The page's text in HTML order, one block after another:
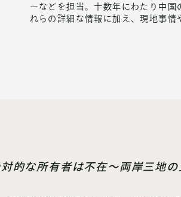
ーなどを担当。十数年にわたり中
れらの詳細な情報に加え、現地事情
対的な所有者は不在～両岸三地